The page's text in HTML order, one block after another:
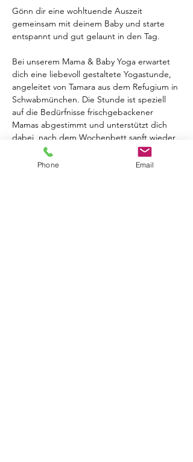
Gönn dir eine wohltuende Auszeit
gemeinsam mit deinem Baby und starte
entspannt und gut gelaunt in den Tag.
Bei unserem Mama & Baby Yoga erwartet
dich eine liebevoll gestaltete Yogastunde,
angeleitet von Tamara aus dem Refugium in
Schwabmünchen. Die Stunde ist speziell
auf die Bedürfnisse frischgebackener
Mamas abgestimmt und unterstützt dich
dabei, nach dem Wochenbett sanft wieder
in Bewegung zu kommen, Kraft aufzubauen
und eine verbindende Zeit mit anderen
Phone Email